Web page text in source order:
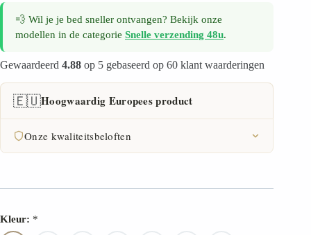
💨 Wil je je bed sneller ontvangen? Bekijk onze
modellen in de categorie Snelle verzending 48u.
Gewaardeerd 4.88 op 5 gebaseerd op 60 klant waarderingen
🇪🇺Hoogwaardig Europees product
Onze kwaliteitsbeloften
Kleur: *